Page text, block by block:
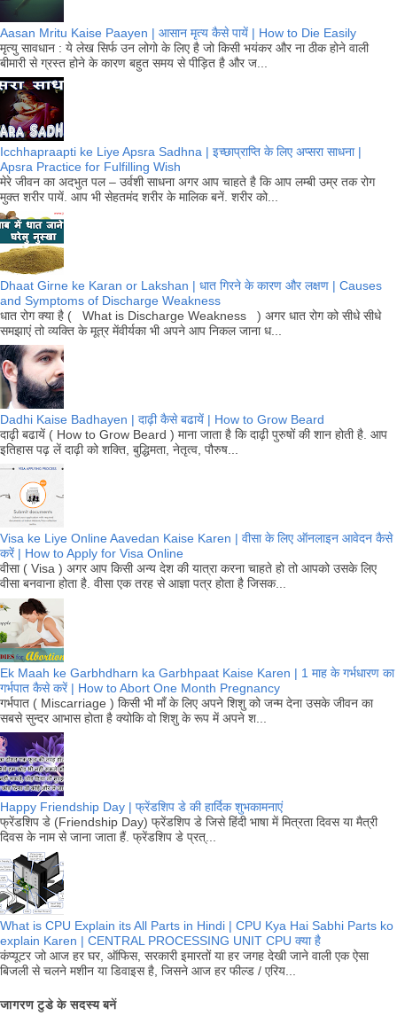
Aasan Mritu Kaise Paayen | आसान मृत्य कैसे पायें | How to Die Easily
मृत्यु सावधान : ये लेख सिर्फ उन लोगो के लिए है जो किसी भयंकर और ना ठीक होने वाली
बीमारी से ग्रस्त होने के कारण बहुत समय से पीड़ित है और ज...
Icchhapraapti ke Liye Apsra Sadhna | इच्छाप्राप्ति के लिए अप्सरा साधना |
Apsra Practice for Fulfilling Wish
मेरे जीवन का अदभुत पल – उर्वशी साधना अगर आप चाहते है कि आप लम्बी उम्र तक रोग
मुक्त शरीर पायें. आप भी सेहतमंद शरीर के मालिक बनें. शरीर को...
Dhaat Girne ke Karan or Lakshan | धात गिरने के कारण और लक्षण | Causes
and Symptoms of Discharge Weakness
धात रोग क्या है ( What is Discharge Weakness ) अगर धात रोग को सीधे सीधे
समझाएं तो व्यक्ति के मूत्र मेंवीर्यका भी अपने आप निकल जाना ध...
Dadhi Kaise Badhayen | दाढ़ी कैसे बढायें | How to Grow Beard
दाढ़ी बढायें ( How to Grow Beard ) माना जाता है कि दाढ़ी पुरुषों की शान होती है. आप
इतिहास पढ़ लें दाढ़ी को शक्ति, बुद्धिमता, नेतृत्व, पौरुष...
Visa ke Liye Online Aavedan Kaise Karen | वीसा के लिए ऑनलाइन आवेदन कैसे
करें | How to Apply for Visa Online
वीसा ( Visa ) अगर आप किसी अन्य देश की यात्रा करना चाहते हो तो आपको उसके लिए
वीसा बनवाना होता है. वीसा एक तरह से आज्ञा पत्र होता है जिसक...
Ek Maah ke Garbhdharn ka Garbhpaat Kaise Karen | 1 माह के गर्भधारण का
गर्भपात कैसे करें | How to Abort One Month Pregnancy
गर्भपात ( Miscarriage ) किसी भी माँ के लिए अपने शिशु को जन्म देना उसके जीवन का
सबसे सुन्दर आभास होता है क्योकि वो शिशु के रूप में अपने श...
Happy Friendship Day | फ्रेंडशिप डे की हार्दिक शुभकामनाएं
फ्रेंडशिप डे (Friendship Day) फ्रेंडशिप डे जिसे हिंदी भाषा में मित्रता दिवस या मैत्री
दिवस के नाम से जाना जाता हैं. फ्रेंडशिप डे प्रत्...
What is CPU Explain its All Parts in Hindi | CPU Kya Hai Sabhi Parts ko
explain Karen | CENTRAL PROCESSING UNIT CPU क्या है
कंप्यूटर जो आज हर घर, ऑफिस, सरकारी इमारतों या हर जगह देखी जाने वाली एक ऐसा
बिजली से चलने मशीन या डिवाइस है, जिसने आज हर फील्ड / एरिय...
जागरण टुडे के सदस्य बनें